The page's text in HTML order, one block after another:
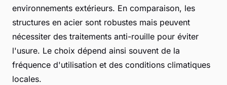
environnements extérieurs. En comparaison, les
structures en acier sont robustes mais peuvent
nécessiter des traitements anti-rouille pour éviter
l'usure. Le choix dépend ainsi souvent de la
fréquence d'utilisation et des conditions climatiques
locales.